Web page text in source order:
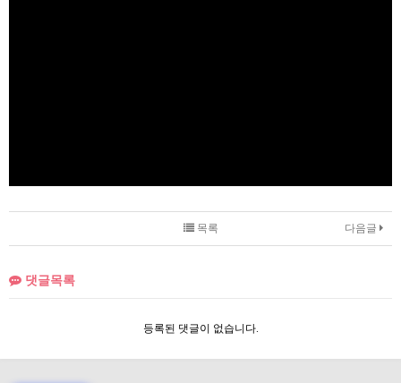
다음글
목록
댓글목록
등록된 댓글이 없습니다.